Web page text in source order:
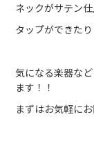
ネックがサテン
タップができた
気になる楽器な
ます！！
まずはお気軽に